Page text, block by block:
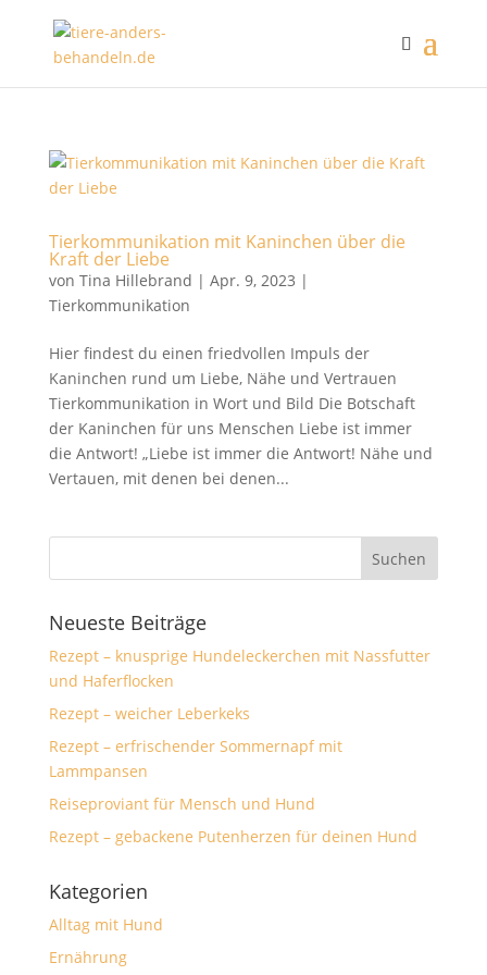
Tierkommunikation mit Kaninchen über die
Kraft der Liebe
von Tina Hillebrand | Apr. 9, 2023 |
Tierkommunikation
Hier findest du einen friedvollen Impuls der
Kaninchen rund um Liebe, Nähe und Vertrauen
Tierkommunikation in Wort und Bild Die Botschaft
der Kaninchen für uns Menschen Liebe ist immer
die Antwort! „Liebe ist immer die Antwort! Nähe und
Vertauen, mit denen bei denen...
Neueste Beiträge
Rezept – knusprige Hundeleckerchen mit Nassfutter
und Haferflocken
Rezept – weicher Leberkeks
Rezept – erfrischender Sommernapf mit
Lammpansen
Reiseproviant für Mensch und Hund
Rezept – gebackene Putenherzen für deinen Hund
Kategorien
Alltag mit Hund
Ernährung